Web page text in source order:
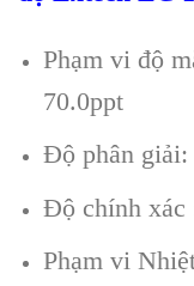
Phạm vi độ
70.0ppt
Độ phân
Độ chính xác
Phạm vi